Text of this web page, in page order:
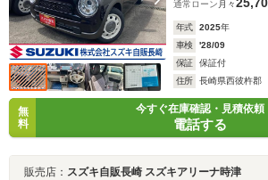
通常ローン 月々
年式 2025年
車検
'28/09
保証
保証付
住所
長崎県西彼杵郡
無
料
今すぐ在庫確認・見積依頼
電話する
販売店： スズキ自販長崎 スズキアリーナ時津